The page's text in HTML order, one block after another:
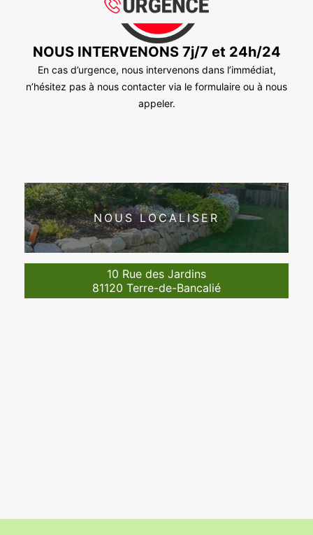
NOUS INTERVENONS 7j/7 et 24h/24
En cas d’urgence, nous intervenons dans l’immédiat,
n’hésitez pas à nous contacter via le formulaire ou à nous
appeler.
NOUS LOCALISER
10 Rue des Jardins
81120 Terre-de-Bancalié